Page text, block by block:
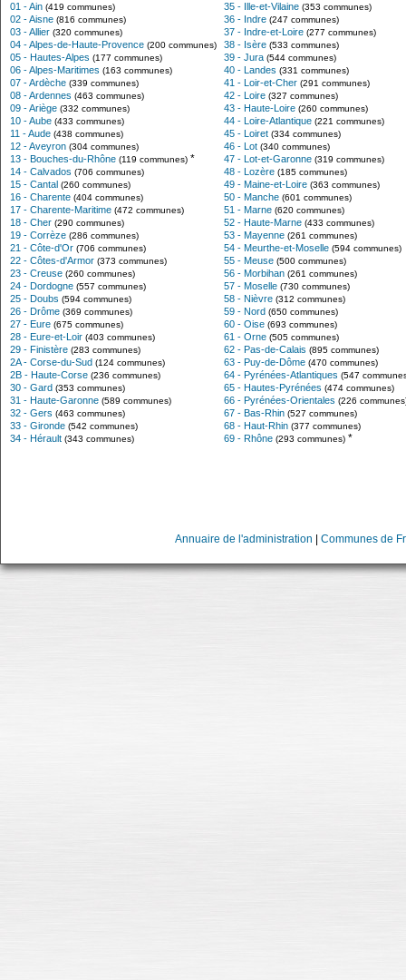
01 - Ain (419 communes)
02 - Aisne (816 communes)
03 - Allier (320 communes)
04 - Alpes-de-Haute-Provence (200 communes)
05 - Hautes-Alpes (177 communes)
06 - Alpes-Maritimes (163 communes)
07 - Ardèche (339 communes)
08 - Ardennes (463 communes)
09 - Ariège (332 communes)
10 - Aube (433 communes)
11 - Aude (438 communes)
12 - Aveyron (304 communes)
13 - Bouches-du-Rhône (119 communes) *
14 - Calvados (706 communes)
15 - Cantal (260 communes)
16 - Charente (404 communes)
17 - Charente-Maritime (472 communes)
18 - Cher (290 communes)
19 - Corrèze (286 communes)
21 - Côte-d'Or (706 communes)
22 - Côtes-d'Armor (373 communes)
23 - Creuse (260 communes)
24 - Dordogne (557 communes)
25 - Doubs (594 communes)
26 - Drôme (369 communes)
27 - Eure (675 communes)
28 - Eure-et-Loir (403 communes)
29 - Finistère (283 communes)
2A - Corse-du-Sud (124 communes)
2B - Haute-Corse (236 communes)
30 - Gard (353 communes)
31 - Haute-Garonne (589 communes)
32 - Gers (463 communes)
33 - Gironde (542 communes)
34 - Hérault (343 communes)
35 - Ille-et-Vilaine (353 communes)
36 - Indre (247 communes)
37 - Indre-et-Loire (277 communes)
38 - Isère (533 communes)
39 - Jura (544 communes)
40 - Landes (331 communes)
41 - Loir-et-Cher (291 communes)
42 - Loire (327 communes)
43 - Haute-Loire (260 communes)
44 - Loire-Atlantique (221 communes)
45 - Loiret (334 communes)
46 - Lot (340 communes)
47 - Lot-et-Garonne (319 communes)
48 - Lozère (185 communes)
49 - Maine-et-Loire (363 communes)
50 - Manche (601 communes)
51 - Marne (620 communes)
52 - Haute-Marne (433 communes)
53 - Mayenne (261 communes)
54 - Meurthe-et-Moselle (594 communes)
55 - Meuse (500 communes)
56 - Morbihan (261 communes)
57 - Moselle (730 communes)
58 - Nièvre (312 communes)
59 - Nord (650 communes)
60 - Oise (693 communes)
61 - Orne (505 communes)
62 - Pas-de-Calais (895 communes)
63 - Puy-de-Dôme (470 communes)
64 - Pyrénées-Atlantiques (547
65 - Hautes-Pyrénées (474 communes)
66 - Pyrénées-Orientales (226
67 - Bas-Rhin (527 communes)
68 - Haut-Rhin (377 communes)
69 - Rhône (293 communes) *
Annuaire de l'administration Communes de